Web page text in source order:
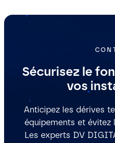
Sécurisez le
vos
Anticipez les dérives
équipements et évitez
Les experts DV